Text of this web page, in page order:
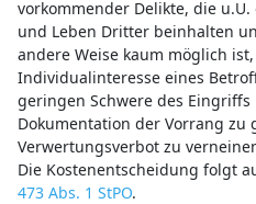
vorkommender Delikte, die
und Leben Dritter beinhalten
andere Weise kaum möglich
Individualinteresse eines
geringen Schwere des
Dokumentation der Vorrang zu
Verwertungsverbot zu
Die Kostenentscheidung folgt
473 Abs. 1 StPO.